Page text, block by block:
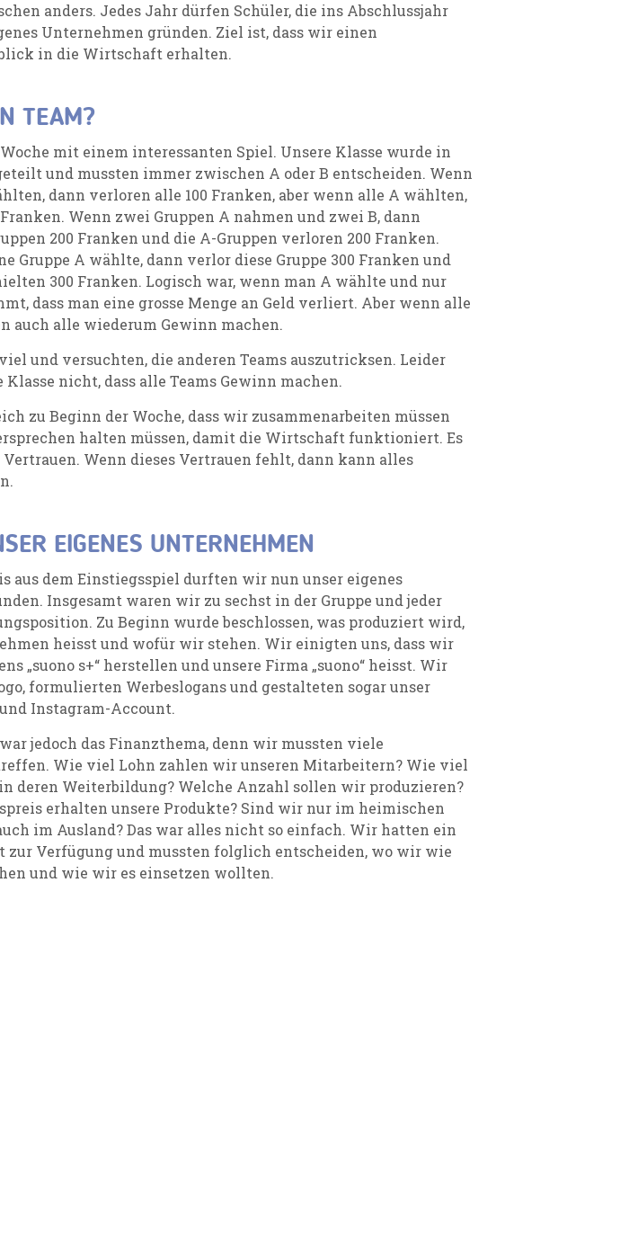
anders. Jedes Jahr dürfen Schüler, die ins Abschlussjahr
Unternehmen gründen. Ziel ist, dass wir einen
in die Wirtschaft erhalten.
TEAM?
mit einem interessanten Spiel. Unsere Klasse wurde in
und mussten immer zwischen A oder B entscheiden. Wenn
dann verloren alle 100 Franken, aber wenn alle A wählten,
Wenn zwei Gruppen A nahmen und zwei B, dann
200 Franken und die A-Gruppen verloren 200 Franken.
Gruppe A wählte, dann verlor diese Gruppe 300 Franken und
300 Franken. Logisch war, wenn man A wählte und nur
dass man eine grosse Menge an Geld verliert. Aber wenn alle
auch alle wiederum Gewinn machen.
und versuchten, die anderen Teams auszutricksen. Leider
Klasse nicht, dass alle Teams Gewinn machen.
zu Beginn der Woche, dass wir zusammenarbeiten müssen
halten müssen, damit die Wirtschaft funktioniert. Es
Wenn dieses Vertrauen fehlt, dann kann alles
EIGENES UNTERNEHMEN
aus dem Einstiegsspiel durften wir nun unser eigenes
Insgesamt waren wir zu sechst in der Gruppe und jeder
Zu Beginn wurde beschlossen, was produziert wird,
heisst und wofür wir stehen. Wir einigten uns, dass wir
„suono s+“ herstellen und unsere Firma „suono“ heisst. Wir
formulierten Werbeslogans und gestalteten sogar unser
Instagram-Account.
jedoch das Finanzthema, denn wir mussten viele
Wie viel Lohn zahlen wir unseren Mitarbeitern? Wie viel
deren Weiterbildung? Welche Anzahl sollen wir produzieren?
erhalten unsere Produkte? Sind wir nur im heimischen
im Ausland? Das war alles nicht so einfach. Wir hatten ein
zur Verfügung und mussten folglich entscheiden, wo wir wie
und wie wir es einsetzen wollten.